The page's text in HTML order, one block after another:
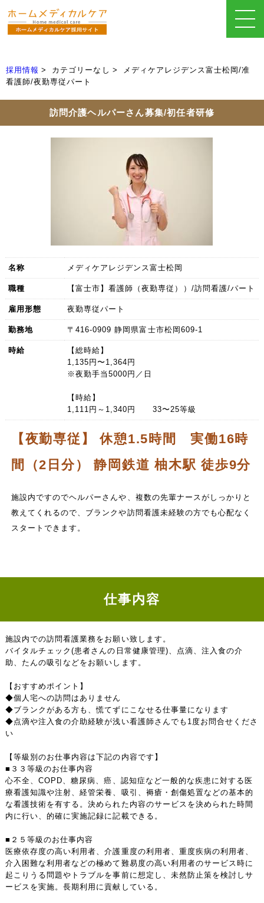
採用情報 カテゴリーなし
メディケアレジデンス富士松岡/准
看護師/夜勤専従パート
訪問介護ヘルパーさん募集/初任者研修
名称 メディケアレジデンス富士松岡
職種 【富士市】看護師（夜勤専従））/訪問看護/パート
雇用形態 夜勤専従パート
勤務地 〒416-0909 静岡県富士市松岡609-1
時給
【総時給】
1,135円〜1,364円
※夜勤手当5000円／日
【時給】
1,111円～1,340円 33〜25等級
【夜勤専従】 休憩1.5時間 実働16時
間（2日分） 静岡鉄道 柚木駅 徒歩9分
施設内ですのでヘルパーさんや、複数の先輩ナースがしっかりと
教えてくれるので、ブランクや訪問看護未経験の方でも心配なく
スタートできます。
仕事内容
施設内での訪問看護業務をお願い致します。
バイタルチェック(患者さんの日常健康管理)、点滴、注入食の介
助、たんの吸引などをお願いします。
【おすすめポイント】
◆個人宅への訪問はありません
◆ブランクがある方も、慌てずにこなせる仕事量になります
◆点滴や注入食の介助経験が浅い看護師さんでも1度お問合せくださ
い
【等級別のお仕事内容は下記の内容です】
■３３等級のお仕事内容
心不全、COPD、糖尿病、癌、認知症など一般的な疾患に対する医
療看護知識や注射、経管栄養、吸引、褥瘡・創傷処置などの基本的
な看護技術を有する。決められた内容のサービスを決められた時間
内に行い、的確に実施記録に記載できる。
■２５等級のお仕事内容
医療依存度の高い利用者、介護重度の利用者、重度疾病の利用者、
介入困難な利用者などの極めて難易度の高い利用者のサービス時に
起こりうる問題やトラブルを事前に想定し、未然防止策を検討しサ
ービスを実施。長期利用に貢献している。